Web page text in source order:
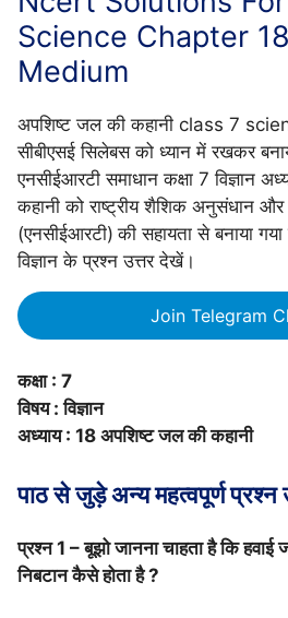
Science Chapter
Medium
अपशिष्ट जल की कहानी class 7
सीबीएसई सिलेबस को ध्यान में रखकर
एनसीईआरटी समाधान कक्षा 7 विज्ञान
कहानी को राष्ट्रीय शैशिक अनुसंधान और
(एनसीईआरटी) की सहायता से बनाया
विज्ञान के प्रश्न उत्तर देखें।
Join Telegram
कक्षा : 7
विषय : विज्ञान
अध्याय : 18 अपशिष्ट जल की कहानी
पाठ से जुड़े अन्य महत्वपूर्ण प्रश्न
प्रश्न 1 – बूझो जानना चाहता है कि हवाई
निबटान कैसे होता है ?